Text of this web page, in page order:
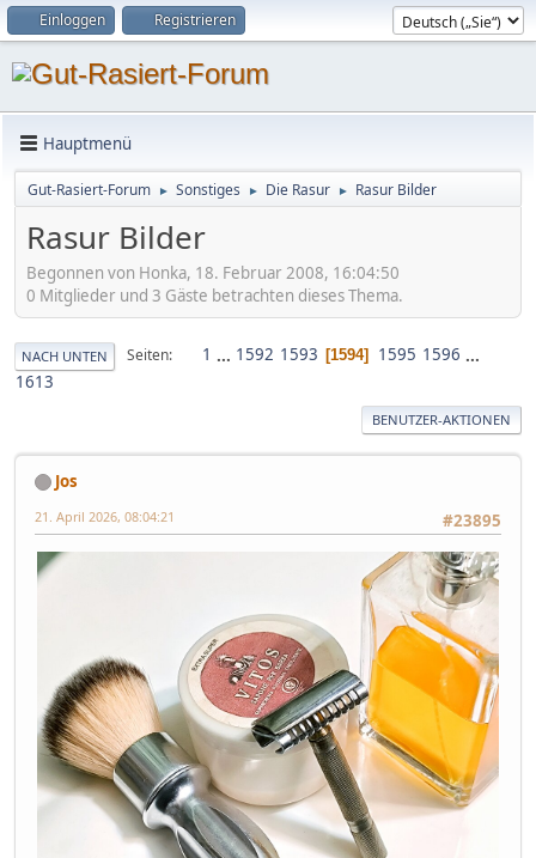
Einloggen Registrieren
Hauptmenü
Gut-Rasiert-Forum ► Sonstiges ► Die Rasur ► Rasur Bilder
Rasur Bilder
Begonnen von Honka, 18. Februar 2008, 16:04:50
0 Mitglieder und 3 Gäste betrachten dieses Thema.
NACH UNTEN Seiten 1 ... 1592 1593 1594 1595 1596 ...
1613
BENUTZER-AKTIONEN
Jos
#23895
21. April 2026, 08:04:21